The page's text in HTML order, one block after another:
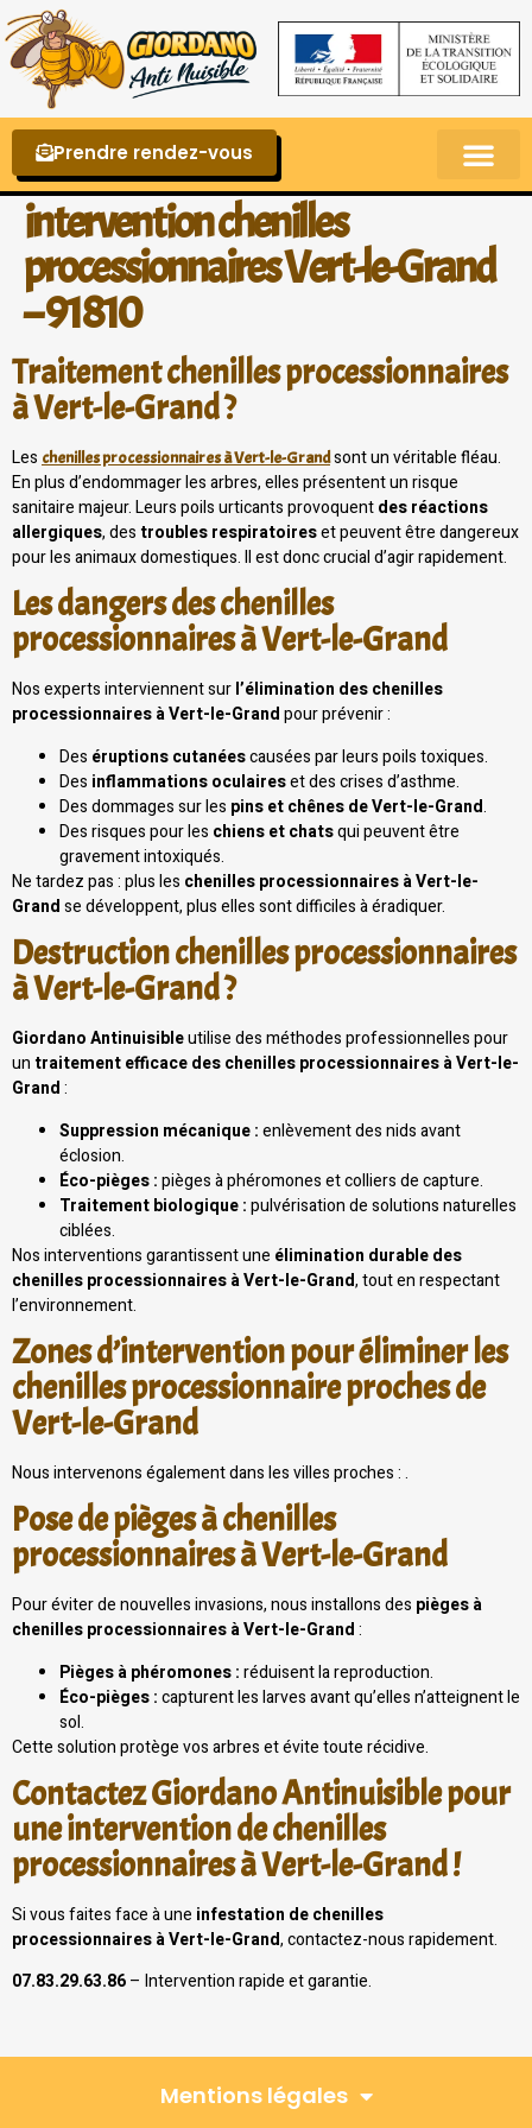
Prendre rendez-vous
intervention chenilles
processionnaires Vert-le-Grand
– 91810
Traitement chenilles processionnaires
à Vert-le-Grand ?
Les chenilles processionnaires à Vert-le-Grandsont un véritable fléau.
En plus d’endommager les arbres, elles présentent un risque
sanitaire majeur. Leurs poils urticants provoquentdes réactions
allergiques, destroubles respiratoireset peuvent être dangereux
pour les animaux domestiques. Il est donc crucial d’agir rapidement.
Les dangers des chenilles
processionnaires à Vert-le-Grand
Nos experts interviennent surl’élimination des chenilles
processionnaires à Vert-le-Grandpour prévenir :
Des éruptions cutanéescausées par leurs poils toxiques.
Des inflammations oculaireset des crises d’asthme.
Des dommages sur les pins et chênes de Vert-le-Grand.
Des risques pour les chiens et chatsqui peuvent être
gravement intoxiqués.
Ne tardez pas : plus les chenilles processionnaires à Vert-le-
Grandse développent, plus elles sont difficiles à éradiquer.
Destruction chenilles processionnaires
à Vert-le-Grand ?
Giordano Antinuisibleutilise des méthodes professionnelles pour
untraitement efficace des chenilles processionnaires à Vert-le-
Grand:
Suppression mécanique :enlèvement des nids avant
éclosion.
Éco-pièges :pièges à phéromones et colliers de capture.
Traitement biologique :pulvérisation de solutions naturelles
ciblées.
Nos interventions garantissent une élimination durable des
chenilles processionnaires à Vert-le-Grand, tout en respectant
l’environnement.
Zones d’intervention pour éliminer les
chenilles processionnaire proches de
Vert-le-Grand
Nous intervenons également dans les villes proches : .
Pose de pièges à chenilles
processionnaires à Vert-le-Grand
Pour éviter de nouvelles invasions, nous installons des pièges à
chenilles processionnaires à Vert-le-Grand:
Pièges à phéromones :réduisent la reproduction.
Éco-pièges :capturent les larves avant qu’elles n’atteignent le
sol.
Cette solution protège vos arbres et évite toute récidive.
Contactez Giordano Antinuisible pour
une intervention de chenilles
processionnaires à Vert-le-Grand !
Si vous faites face à une infestation de chenilles
processionnaires à Vert-le-Grand, contactez-nous rapidement.
07.83.29.63.86– Intervention rapide et garantie.
Mentions légales